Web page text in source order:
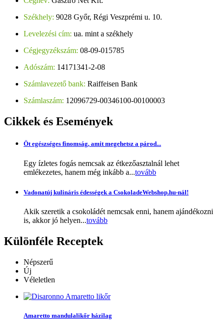
Székhely: 9028 Győr, Régi Veszprémi u. 10.
Levelezési cím: ua. mint a székhely
Cégjegyzékszám: 08-09-015785
Adószám: 14171341-2-08
Számlavezető bank: Raiffeisen Bank
Számlaszám: 12096729-00346100-00100003
Cikkek és Események
Öt egészséges finomság, amit megehetsz a párod...
Egy ízletes fogás nemcsak az étkezőasztalnál lehet
emlékezetes, hanem még inkább a...tovább
Vadonatúj kulináris édességek a CsokoladeWebshop.hu-nál!
Akik szeretik a csokoládét nemcsak enni, hanem ajándékozni
is, akkor jó helyen...tovább
Különféle Receptek
Népszerű
Új
Véleletlen
Amaretto mandulalikőr házilag